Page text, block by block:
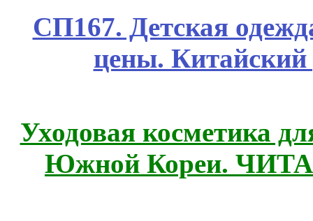
СП167. Детская
цены.
Уходовая косметика
Южной Кореи.